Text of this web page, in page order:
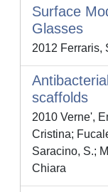
Surface
Glasses
2012 Ferraris,
scaffolds
2010 Verne',
Cristina;
Saracino, S.;
Chiara